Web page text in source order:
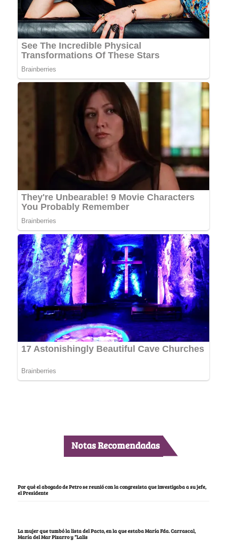
Notas Recomendadas
Por qué el abogado de Petro se reunió con la congresista que investigaba a su jefe,
el Presidente
La mujer que tumbó la lista del Pacto, en la que estaba María Fda. Carrascal,
María del Mar Pizarro y “Lalis